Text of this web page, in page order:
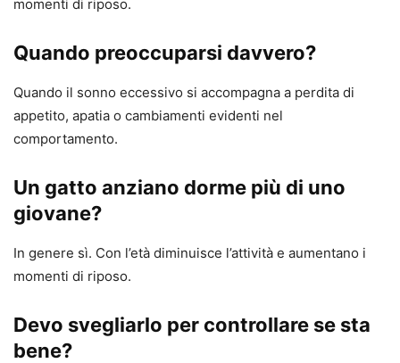
momenti di riposo.
Quando preoccuparsi davvero?
Quando il sonno eccessivo si accompagna a perdita di
appetito, apatia o cambiamenti evidenti nel
comportamento.
Un gatto anziano dorme più di uno
giovane?
In genere sì. Con l’età diminuisce l’attività e aumentano i
momenti di riposo.
Devo svegliarlo per controllare se sta
bene?